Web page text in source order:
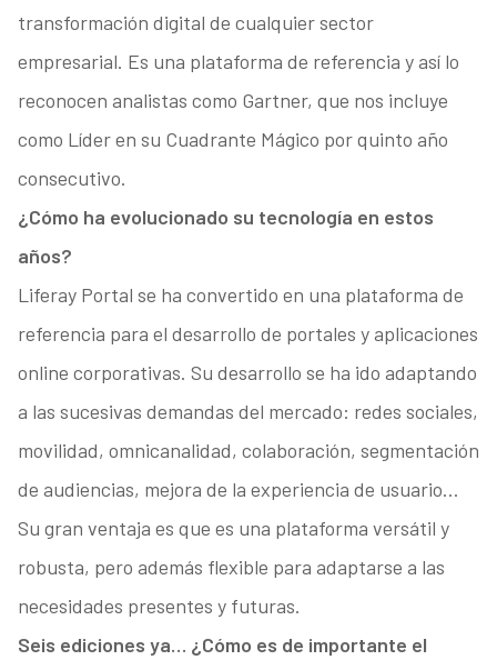
transformación digital de cualquier sector
empresarial. Es una plataforma de referencia y así lo
reconocen analistas como Gartner, que nos incluye
como Líder en su Cuadrante Mágico por quinto año
consecutivo.
¿Cómo ha evolucionado su tecnología en estos
años?
Liferay Portal se ha convertido en una plataforma de
referencia para el desarrollo de portales y aplicaciones
online corporativas. Su desarrollo se ha ido adaptando
a las sucesivas demandas del mercado: redes sociales,
movilidad, omnicanalidad, colaboración, segmentación
de audiencias, mejora de la experiencia de usuario…
Su gran ventaja es que es una plataforma versátil y
robusta, pero además flexible para adaptarse a las
necesidades presentes y futuras.
Seis ediciones ya… ¿Cómo es de importante el